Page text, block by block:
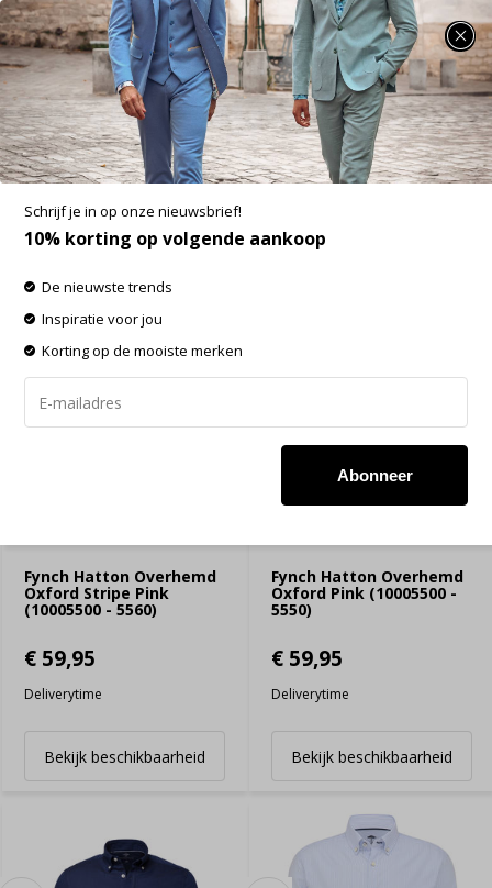
SUMMER SALE: 25% t/m 50% korting op heel veel zomerse items!
Fynch Hatton Overhemden
-60% op de gehele OUTLET!
Filters Sorteren op:
Fynch Hatton Overhemd
Oxford Stripe Pink
(10005500 - 5560)
€ 59,95
Deliverytime
Bekijk beschikbaarheid
Fynch Hatton Overhemd
Oxford Pink (10005500 -
5550)
€ 59,95
Deliverytime
Bekijk beschikbaarheid
Schrijf je in op onze nieuwsbrief!
10% korting op volgende aankoop
De nieuwste trends
Inspiratie voor jou
Korting op de mooiste merken
Abonneer